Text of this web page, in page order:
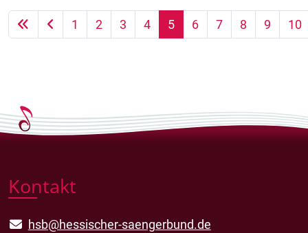
1 2 3 4 5 6 7 8 9 10
Kontakt
hsb@hessischer-saengerbund.de